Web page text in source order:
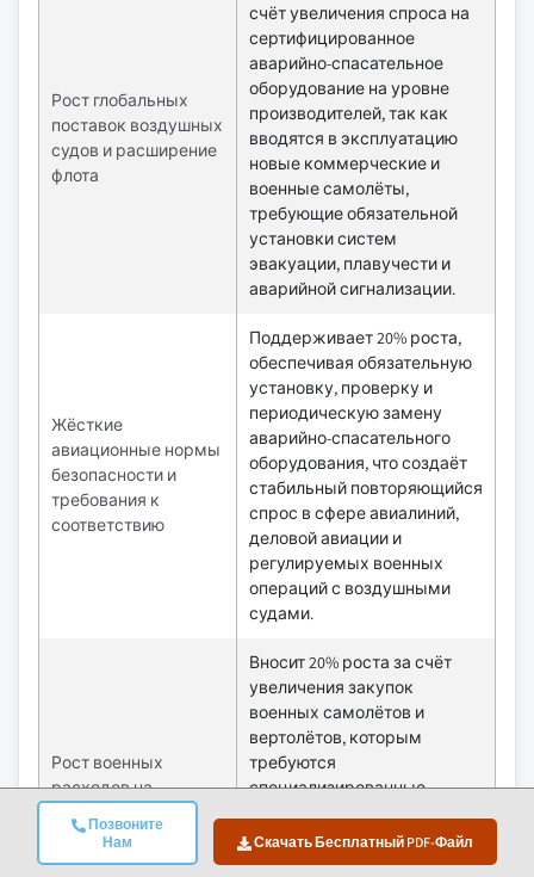
Позвоните
Нам
Скачать Бесплатный PDF-Файл
Рост глобальных
поставок воздушных
судов и расширение
флота
счёт увеличения спроса на
сертифицированное
аварийно-спасательное
оборудование на уровне
производителей, так как
вводятся в эксплуатацию
новые коммерческие и
военные самолёты,
требующие обязательной
установки систем
эвакуации, плавучести и
аварийной сигнализации.
Жёсткие
авиационные нормы
безопасности и
требования к
соответствию
Поддерживает 20% роста,
обеспечивая обязательную
установку, проверку и
периодическую замену
аварийно-спасательного
оборудования, что создаёт
стабильный повторяющийся
спрос в сфере авиалиний,
деловой авиации и
регулируемых военных
операций с воздушными
судами.
Рост военных
расходов на
вертолёты
Вносит 20% роста за счёт
увеличения закупок
военных самолётов и
вертолётов, которым
требуются
специализированные,
выживания,
предназначенные для